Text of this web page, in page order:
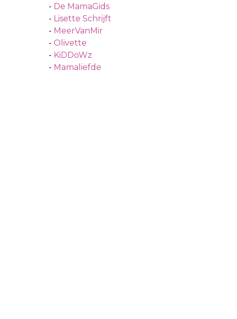
- De MamaGids
- Lisette Schrijft
- MeerVanMir
- Olivette
- KiDDoWz
- Mamaliefde